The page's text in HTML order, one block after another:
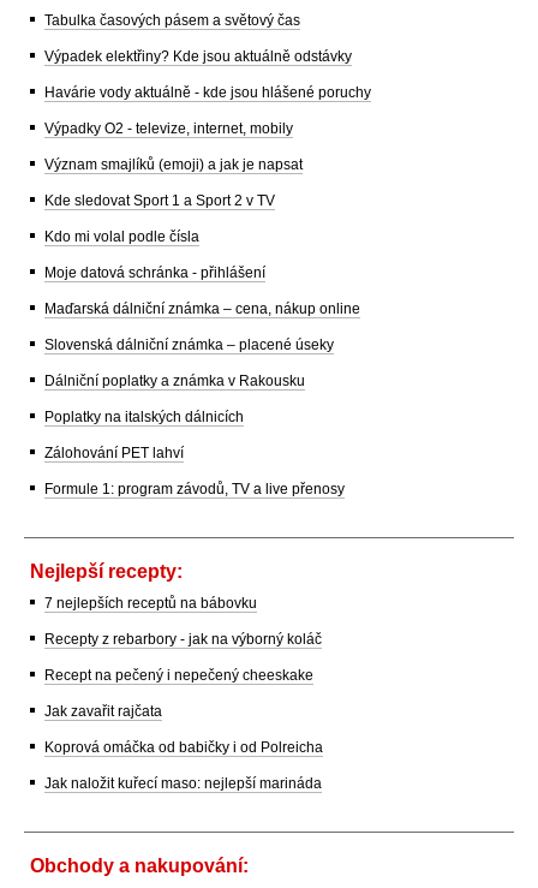
Tabulka časových pásem a světový čas
Výpadek elektřiny? Kde jsou aktuálně odstávky
Havárie vody aktuálně - kde jsou hlášené poruchy
Výpadky O2 - televize, internet, mobily
Význam smajlíků (emoji) a jak je napsat
Kde sledovat Sport 1 a Sport 2 v TV
Kdo mi volal podle čísla
Moje datová schránka - přihlášení
Maďarská dálniční známka – cena, nákup online
Slovenská dálniční známka – placené úseky
Dálniční poplatky a známka v Rakousku
Poplatky na italských dálnicích
Zálohování PET lahví
Formule 1: program závodů, TV a live přenosy
Nejlepší recepty:
7 nejlepších receptů na bábovku
Recepty z rebarbory - jak na výborný koláč
Recept na pečený i nepečený cheeskake
Jak zavařit rajčata
Koprová omáčka od babičky i od Polreicha
Jak naložit kuřecí maso: nejlepší marináda
Obchody a nakupování: